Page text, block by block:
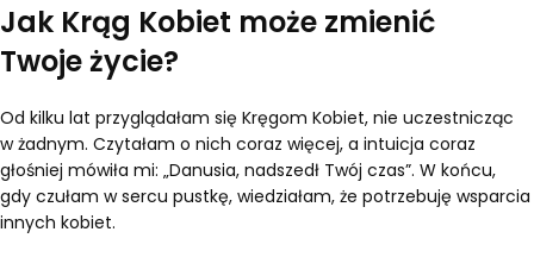
Jak Krąg Kobiet może zmienić
Twoje życie?
Od kilku lat przyglądałam się Kręgom Kobiet, nie uczestnicząc
w żadnym. Czytałam o nich coraz więcej, a intuicja coraz
głośniej mówiła mi: „Danusia, nadszedł Twój czas”. W końcu,
gdy czułam w sercu pustkę, wiedziałam, że potrzebuję wsparcia
innych kobiet.